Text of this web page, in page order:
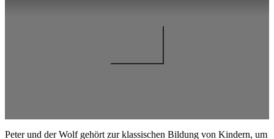
Peter und der Wolf gehört zur klassischen Bildung von Kindern, um